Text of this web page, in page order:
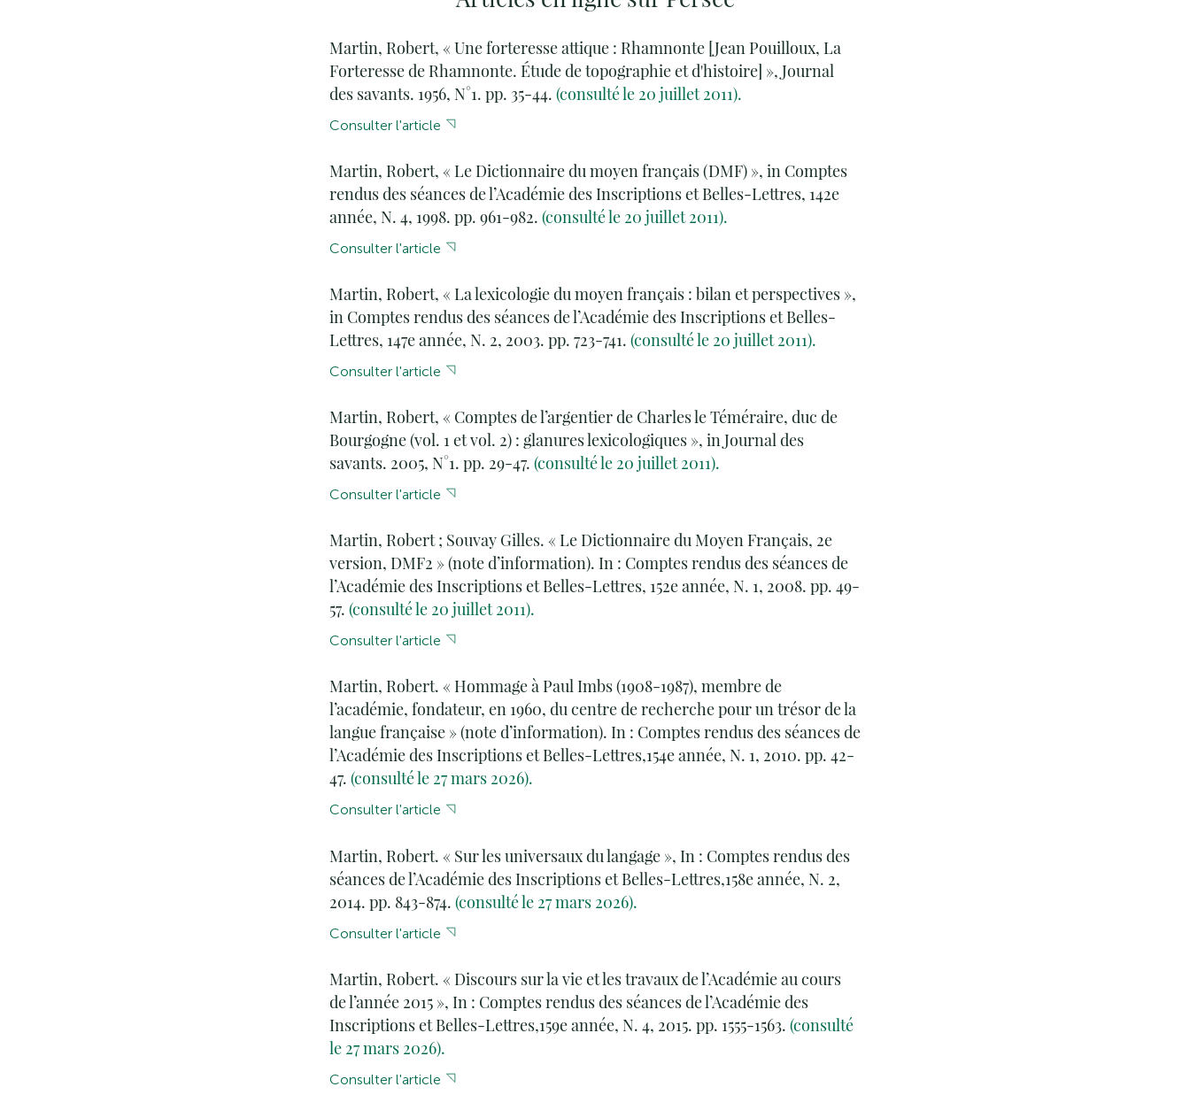
Martin, Robert, « Une forteresse attique : Rhamnonte [Jean Pouilloux, La
Forteresse de Rhamnonte. Étude de topographie et d'histoire] », Journal
des savants. 1956, N°1. pp. 35-44. (consulté le 20 juillet 2011).
Consulter l'article
Martin, Robert, « Le Dictionnaire du moyen français (DMF) », in Comptes
rendus des séances de l’Académie des Inscriptions et Belles-Lettres, 142e
année, N. 4, 1998. pp. 961-982. (consulté le 20 juillet 2011).
Consulter l'article
Martin, Robert, « La lexicologie du moyen français : bilan et perspectives »,
in Comptes rendus des séances de l’Académie des Inscriptions et Belles-
Lettres, 147e année, N. 2, 2003. pp. 723-741. (consulté le 20 juillet 2011).
Consulter l'article
Martin, Robert, « Comptes de l’argentier de Charles le Téméraire, duc de
Bourgogne (vol. 1 et vol. 2) : glanures lexicologiques », in Journal des
savants. 2005, N°1. pp. 29-47. (consulté le 20 juillet 2011).
Consulter l'article
Martin, Robert ; Souvay Gilles. « Le Dictionnaire du Moyen Français, 2e
version, DMF2 » (note d’information). In : Comptes rendus des séances de
l’Académie des Inscriptions et Belles-Lettres, 152e année, N. 1, 2008. pp. 49-
57. (consulté le 20 juillet 2011).
Consulter l'article
Martin, Robert. « Hommage à Paul Imbs (1908-1987), membre de
l’académie, fondateur, en 1960, du centre de recherche pour un trésor de la
langue française » (note d’information). In : Comptes rendus des séances de
l’Académie des Inscriptions et Belles-Lettres,154e année, N. 1, 2010. pp. 42-
47. (consulté le 27 mars 2026).
Consulter l'article
Martin, Robert. « Sur les universaux du langage », In : Comptes rendus des
séances de l’Académie des Inscriptions et Belles-Lettres,158e année, N. 2,
2014. pp. 843-874. (consulté le 27 mars 2026).
Consulter l'article
Martin, Robert. « Discours sur la vie et les travaux de l’Académie au cours
de l’année 2015 », In : Comptes rendus des séances de l’Académie des
Inscriptions et Belles-Lettres,159e année, N. 4, 2015. pp. 1555-1563. (consulté
le 27 mars 2026).
Consulter l'article